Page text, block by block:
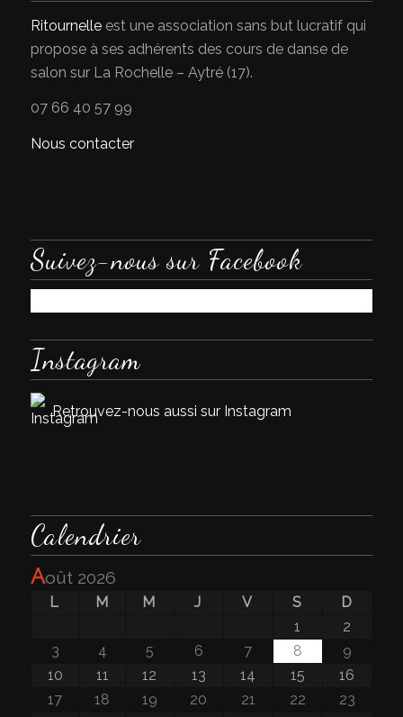
Ritournelleest une association sans but lucratif qui
propose à ses adhérents des cours de danse de
salon sur La Rochelle – Aytré (17).
07 66 40 57 99
Nous contacter
Suivez-nous sur Facebook
Instagram
Retrouvez-nous aussi sur Instagram
Calendrier
août 2026
L M M J V S
D
1
2
3
4 5 6 7 8
9
10
11 12 13 14 15
16
17
18 19 20 21 22
23